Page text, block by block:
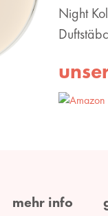
Night
mehr info